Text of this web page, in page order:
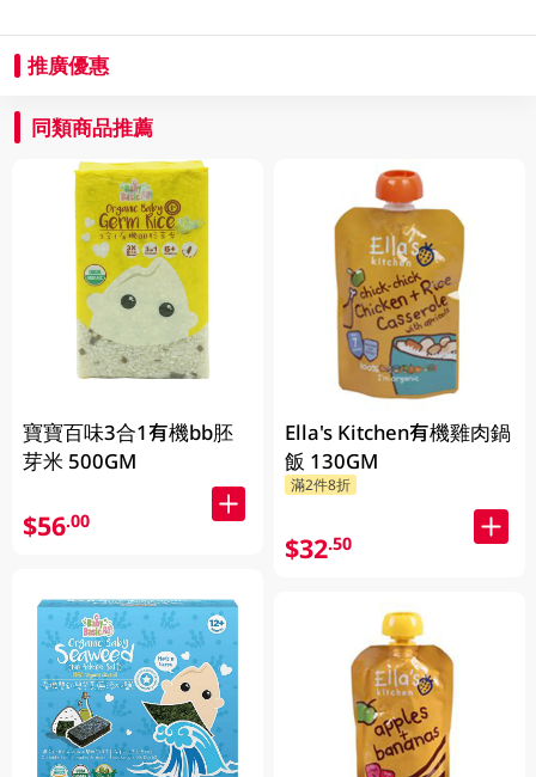
推廣優惠
同類商品推薦
寶寶百味3合1有機bb胚
芽米 500GM
$56.00
Ella's Kitchen有機雞肉鍋
飯 130GM
滿2件8折
$32.50